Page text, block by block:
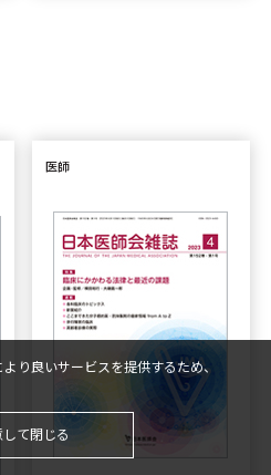
医師
り良いサービスを提供するため、
して閉じる